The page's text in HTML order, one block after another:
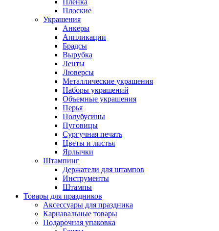
Пленка
Плоские
Украшения
Анкеры
Аппликации
Брадсы
Вырубка
Ленты
Люверсы
Металлические украшения
Наборы украшений
Объемные украшения
Перья
Полубусины
Пуговицы
Сургучная печать
Цветы и листья
Ярлычки
Штампинг
Держатели для штампов
Инструменты
Штампы
Товары для праздников
Аксессуары для праздника
Карнавальные товары
Подарочная упаковка